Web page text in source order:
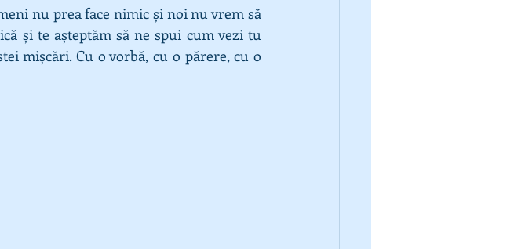
nu prea face nimic și noi nu vrem să
și te așteptăm să ne spui cum vezi tu
mișcări. Cu o vorbă, cu o părere, cu o